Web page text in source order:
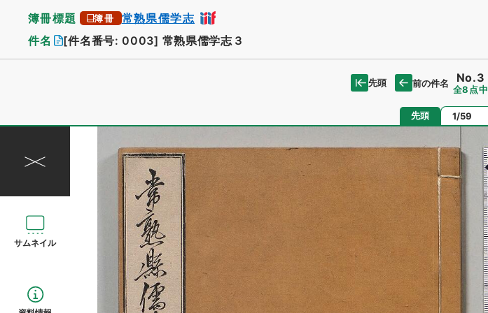
簿冊標題 簿冊 常熟県儒学志
件名 [件名番号: 0003] 常熟県儒学志３
先頭 前の件名 No.3
全8点中
先頭 ページ
サムネイル